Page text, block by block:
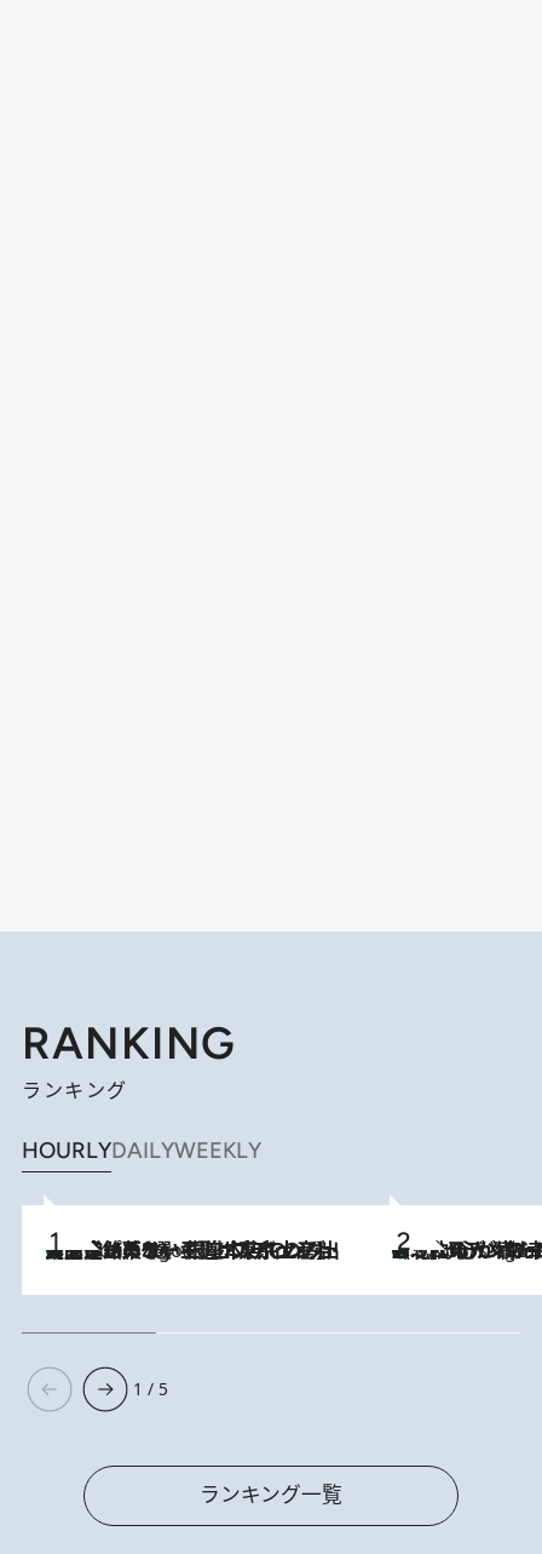
RANKING
ランキング
HOURLYDAILYWEEKLY
3 Hours Ago
【間違いのない王道・東京土産】資生堂パーラー 銀座本店でのみ出会える銘菓5選《極上プディング・濃厚チーズケーキ・ボンボンショコラほか》 3 Hours Ago
《北欧の人々の幸福度が高いのは…》元デンマーク親善大使が出会った“心が満たされる暮らし”「いいかげんにヒュッゲしなさい！」
1 / 5
ランキング一覧